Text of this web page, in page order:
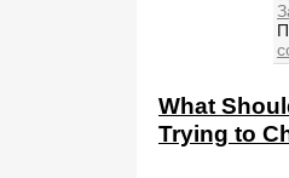
What
Trying to